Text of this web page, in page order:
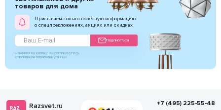
товаров для дома
Присылаем только полезную информацию
о спецпредложениях, акциях или скидках
Подписаться
Нажимая на кнопку Вы соглашаетесь
с политикой обработки данных
Razsvet.ru
+7 (495) 225-55-48